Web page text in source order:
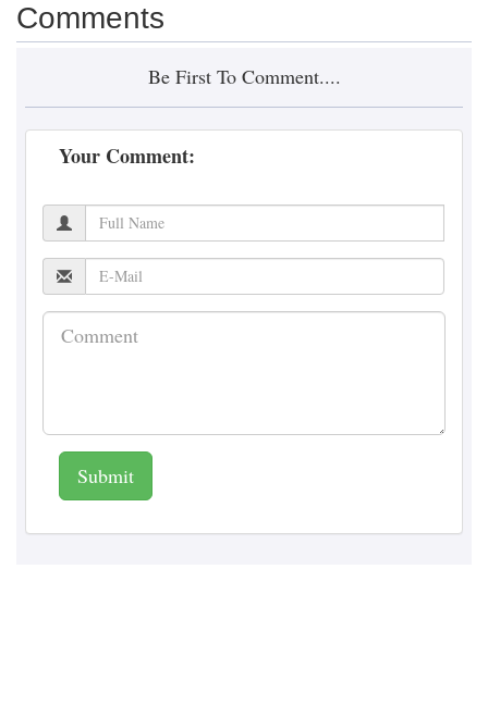
Comments
Be First To Comment....
Your Comment:
Submit